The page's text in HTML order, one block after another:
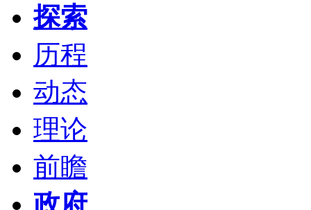
探索
历程
动态
理论
前瞻